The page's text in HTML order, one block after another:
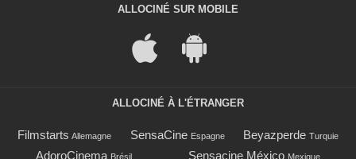
ALLOCINÉ SUR MOBILE
ALLOCINÉ À L'ÉTRANGER
Filmstarts Allemagne SensaCine Espagne Beyazperde Turquie
AdoroCinema Brésil Sensacine México Mexique